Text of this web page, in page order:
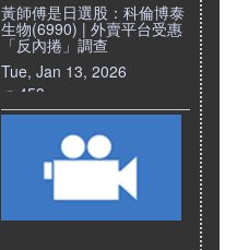
黃師傅是日選股：科倫博泰
生物(6990) | 外賣平台受惠
「反內捲」調查
Tue, Jan 13, 2026
453